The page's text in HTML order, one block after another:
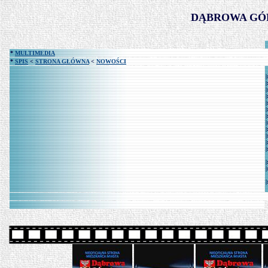
DĄBROWA
* MULTIMEDIA
* SPIS < STRONA GŁÓWNA< NOWOŚCI
|:
|: